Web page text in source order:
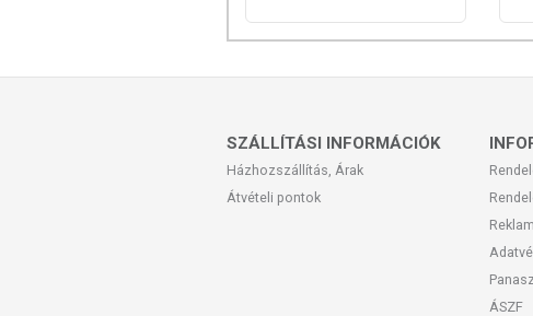
SZÁLLÍTÁSI INFORMÁCIÓK
Házhozszállítás, Árak
Átvételi pontok
ÁSZF